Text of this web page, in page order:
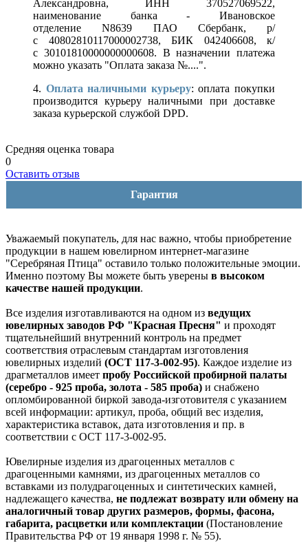
Александровна, ИНН 370527069522,
наименование банка - Ивановское
отделение N8639 ПАО Сбербанк, р/
с 40802810117000002738, БИК 042406608, к/
с 30101810000000000608. В назначении платежа
можно указать "Оплата заказа №....".
4. Оплата наличными курьеру: оплата покупки
производится курьеру наличными при доставке
заказа курьерской службой DPD.
Средняя оценка товара
0
Оставить отзыв
Гарантия
Уважаемый покупатель, для нас важно, чтобы приобретение
продукции в нашем ювелирном интернет-магазине
"Серебряная Птица" оставило только положительные эмоции.
Именно поэтому Вы можете быть уверены в высоком
качестве нашей продукции.
Все изделия изготавливаются на одном из ведущих
ювелирных заводов РФ "Красная Пресня" и проходят
тщательнейший внутренний контроль на предмет
соответствия отраслевым стандартам изготовления
ювелирных изделий (ОСТ 117-3-002-95). Каждое изделие из
драгметаллов имеет пробу Российской пробирной палаты
(серебро - 925 проба, золота - 585 проба) и снабжено
опломбированной биркой завода-изготовителя с указанием
всей информации: артикул, проба, общий вес изделия,
характеристика вставок, дата изготовления и пр. в
соответствии с ОСТ 117-3-002-95.
Ювелирные изделия из драгоценных металлов с
драгоценными камнями, из драгоценных металлов со
вставками из полудрагоценных и синтетических камней,
надлежащего качества, не подлежат возврату или обмену на
аналогичный товар других размеров, формы, фасона,
габарита, расцветки или комплектации (Постановление
Правительства РФ от 19 января 1998 г. № 55).